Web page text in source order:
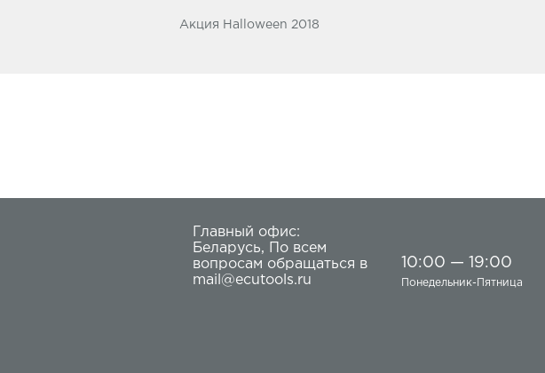
Акция Halloween 2018
Главный офис:
Беларусь,
По всем
вопросам обращаться в
mail@ecutools.ru
10:00 — 19:00
Понедельник-Пятница